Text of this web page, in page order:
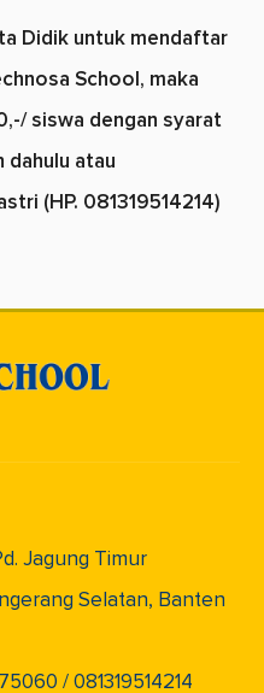
Didik untuk mendaftar
School, maka
siswa dengan syarat
dahulu atau
(HP. 081319514214)
Jagung Timur
Selatan, Banten
/ 081319514214